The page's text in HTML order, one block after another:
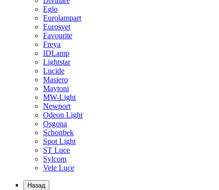
Eglo
Eurolampart
Eurosvet
Favourite
Freya
IDLamp
Lightstar
Lucide
Masiero
Maytoni
MW-Light
Newport
Odeon Light
Osgona
Schonbek
Spot Light
ST Luce
Sylcom
Vele Luce
Назад